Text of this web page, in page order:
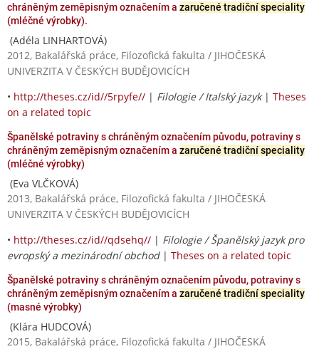
chráněným zeměpisným označením a zaručené tradiční speciality
(mléčné výrobky).
(Adéla LINHARTOVÁ)
2012, Bakalářská práce, Filozofická fakulta / JIHOČESKÁ
UNIVERZITA V ČESKÝCH BUDĚJOVICÍCH
• http://theses.cz/id//5rpyfe// | Filologie / Italský jazyk| Theses
on a related topic
Španělské potraviny s chráněným označením původu, potraviny s
chráněným zeměpisným označením a zaručené tradiční speciality
(mléčné výrobky)
(Eva VLČKOVÁ)
2013, Bakalářská práce, Filozofická fakulta / JIHOČESKÁ
UNIVERZITA V ČESKÝCH BUDĚJOVICÍCH
• http://theses.cz/id//qdsehq// | Filologie / Španělský jazyk pro
evropský a mezinárodní obchod| Theses on a related topic
Španělské potraviny s chráněným označením původu, potraviny s
chráněným zeměpisným označením a zaručené tradiční speciality
(masné výrobky)
(Klára HUDCOVÁ)
2015, Bakalářská práce, Filozofická fakulta / JIHOČESKÁ